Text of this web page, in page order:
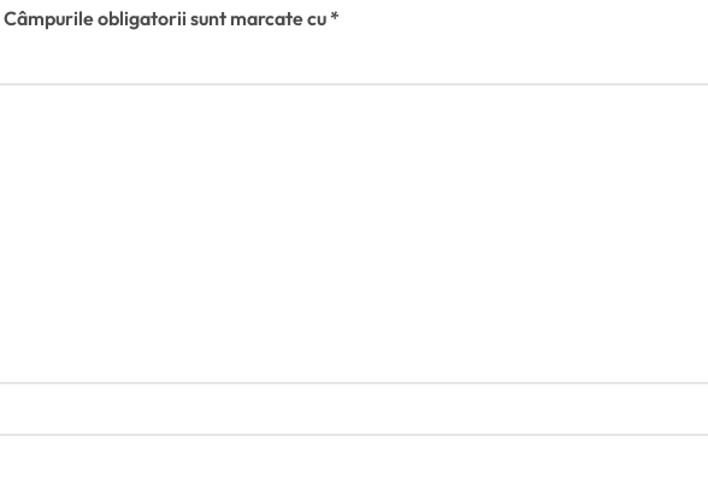
Câmpurile obligatorii sunt marcate cu*